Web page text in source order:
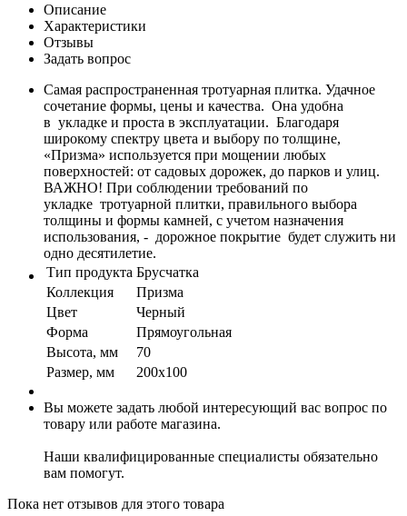
Описание
Характеристики
Отзывы
Задать вопрос
Самая распространенная тротуарная плитка. Удачное
сочетание формы, цены и качества. Она удобна
в укладке и проста в эксплуатации. Благодаря
широкому спектру цвета и выбору по толщине,
«Призма» используется при мощении любых
поверхностей: от садовых дорожек, до парков и улиц.
ВАЖНО! При соблюдении требований по
укладке тротуарной плитки, правильного выбора
толщины и формы камней, с учетом назначения
использования, - дорожное покрытие будет служить ни
одно десятилетие.
Тип продукта Брусчатка
Коллекция
Призма
Цвет
Черный
Форма
Прямоугольная
Высота, мм
70
Размер, мм
200х100
Вы можете задать любой интересующий вас вопрос по
товару или работе магазина.
Наши квалифицированные специалисты обязательно
вам помогут.
Пока нет отзывов для этого товара